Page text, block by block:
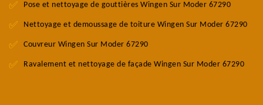
Pose et nettoyage de gouttières Wingen Sur Moder 67290
Nettoyage et demoussage de toiture Wingen Sur Moder 67290
Couvreur Wingen Sur Moder 67290
Ravalement et nettoyage de façade Wingen Sur Moder 67290